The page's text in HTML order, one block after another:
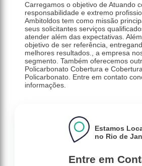
Carregamos o objetivo de Atuando
responsabilidade e extremo
Ambitoldos tem como missão
seus solicitantes serviços
atender além das expectativas.
objetivo de ser referência,
melhores resultados., a empresa
segmento. Também oferecemos
Policarbonato Cobertura e
Policarbonato. Entre em contato
informações.
Entre em
Estamos
no Rio de